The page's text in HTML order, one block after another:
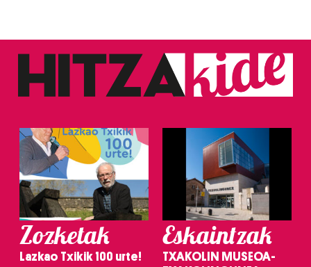
Zozketak
Lazkao Txikik 100 urte!
Eskaintzak
TXAKOLIN MUSEOA-